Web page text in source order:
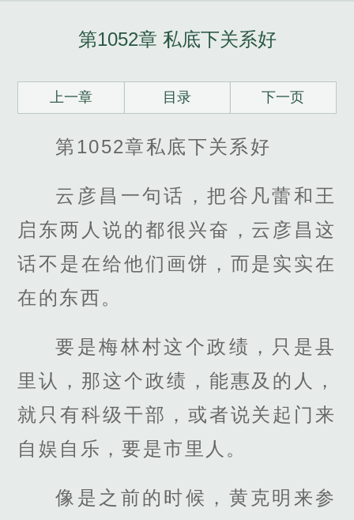
第1052章 私底下关系好
上一章 目录 下一页
第1052章私底下关系好
云彦昌一句话，把谷凡蕾和王
启东两人说的都很兴奋，云彦昌这
话不是在给他们画饼，而是实实在
在的东西。
要是梅林村这个政绩，只是县
里认，那这个政绩，能惠及的人，
就只有科级干部，或者说关起门来
自娱自乐，要是市里人。
像是之前的时候，黄克明来参